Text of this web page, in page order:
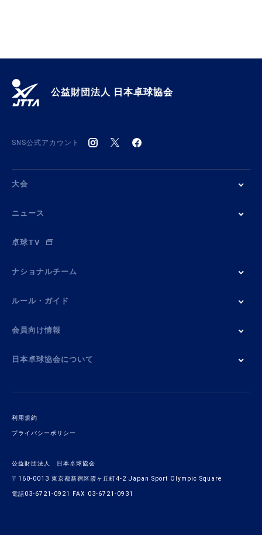
公益財団法人 日本卓球協会
SNS公式アカウント
大会
ニュース
卓球TV
ナショナルチーム
ルール・ガイド
会員向け情報
日本卓球協会について
利用規約
プライバシーポリシー
公益財団法人 日本卓球協会
〒160-0013 東京都新宿区霞ヶ丘町4-2 Japan Sport Olympic Square
電話03-6721-0921 FAX 03-6721-0931